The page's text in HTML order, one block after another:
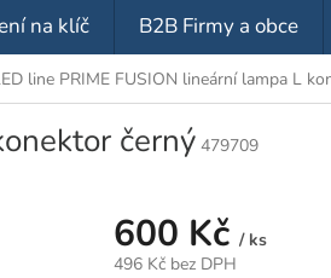
na klíč B2B Firmy a obce
line PRIME FUSION lineární lampa L
černý 479709
600 Kč / ks
496 Kč bez DPH